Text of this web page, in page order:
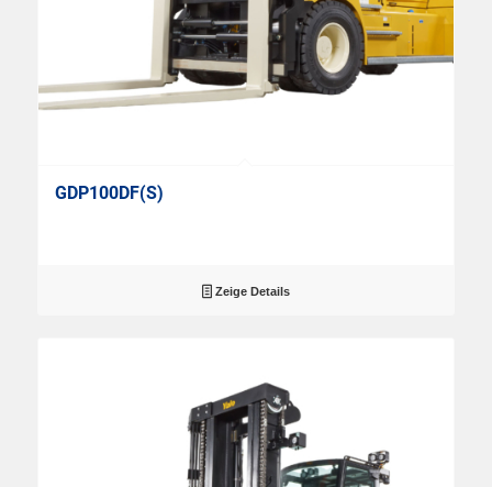
GDP100DF(S)
Zeige Details